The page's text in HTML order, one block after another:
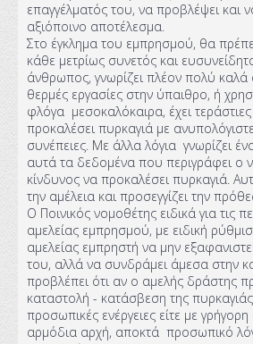
επαγγέλματός του, να προβλέψει και
αξιόποινο αποτέλεσμα.
Στο έγκλημα του εμπρησμού, θα
κάθε μετρίως συνετός και
άνθρωπος, γνωρίζει πλέον πολύ καλά
θερμές εργασίες στην ύπαιθρο, ή
φλόγα μεσοκαλόκαιρα, έχει
προκαλέσει πυρκαγιά με
συνέπειες. Με άλλα λόγια γνωρίζει
αυτά τα δεδομένα που περιγράφει ο
κίνδυνος να προκαλέσει πυρκαγιά.
την αμέλεια και προσεγγίζει την
Ο Ποινικός νομοθέτης ειδικά για τις
αμελείας εμπρησμού, με ειδική
αμελείας εμπρηστή να μην
του, αλλά να συνδράμει άμεσα στην
προβλέπει ότι αν ο αμελής δράστης
καταστολή - κατάσβεση της πυρκαγιάς
προσωπικές ενέργειες είτε με
αρμόδια αρχή, αποκτά προσωπικό